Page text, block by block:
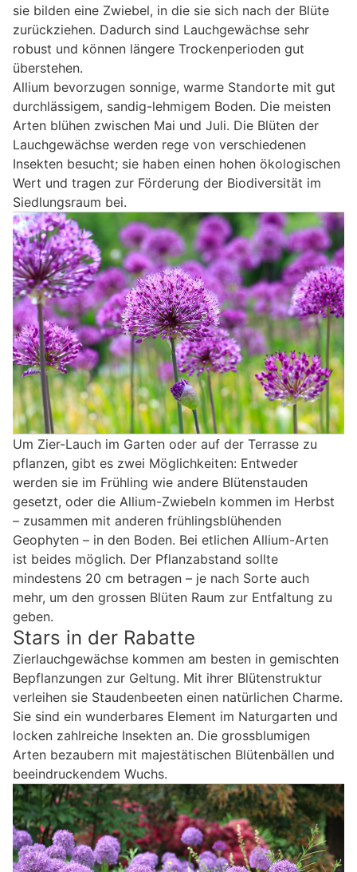
sie bilden eine Zwiebel, in die sie sich nach der Blüte
zurückziehen. Dadurch sind Lauchgewächse sehr
robust und können längere Trockenperioden gut
überstehen.
Allium bevorzugen sonnige, warme Standorte mit gut
durchlässigem, sandig-lehmigem Boden. Die meisten
Arten blühen zwischen Mai und Juli. Die Blüten der
Lauchgewächse werden rege von verschiedenen
Insekten besucht; sie haben einen hohen ökologischen
Wert und tragen zur Förderung der Biodiversität im
Siedlungsraum bei.
Um Zier-Lauch im Garten oder auf der Terrasse zu
pflanzen, gibt es zwei Möglichkeiten: Entweder
werden sie im Frühling wie andere Blütenstauden
gesetzt, oder die Allium-Zwiebeln kommen im Herbst
– zusammen mit anderen frühlingsblühenden
Geophyten – in den Boden. Bei etlichen Allium-Arten
ist beides möglich. Der Pflanzabstand sollte
mindestens 20 cm betragen – je nach Sorte auch
mehr, um den grossen Blüten Raum zur Entfaltung zu
geben.
Stars in der Rabatte
Zierlauchgewächse kommen am besten in gemischten
Bepflanzungen zur Geltung. Mit ihrer Blütenstruktur
verleihen sie Staudenbeeten einen natürlichen Charme.
Sie sind ein wunderbares Element im Naturgarten und
locken zahlreiche Insekten an. Die grossblumigen
Arten bezaubern mit majestätischen Blütenbällen und
beeindruckendem Wuchs.